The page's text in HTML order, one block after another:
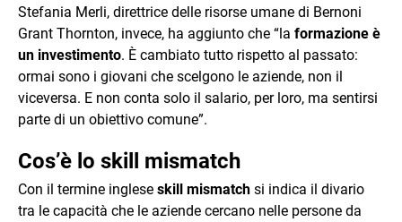
Stefania Merli, direttrice delle risorse umane di Bernoni
Grant Thornton, invece, ha aggiunto che “la formazione è
un investimento. È cambiato tutto rispetto al passato:
ormai sono i giovani che scelgono le aziende, non il
viceversa. E non conta solo il salario, per loro, ma sentirsi
parte di un obiettivo comune”.
Cos’è lo skill mismatch
Con il termine inglese skill mismatch si indica il divario
tra le capacità che le aziende cercano nelle persone da